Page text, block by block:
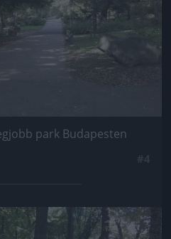
park Budapesten
kép!